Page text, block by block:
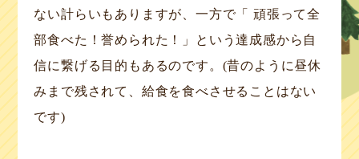
ない計らいもありますが、一方で「 頑張って全
部食べた！誉められた！」という達成感から自
信に繋げる目的もあるのです。(昔のように昼休
みまで残されて、給食を食べさせることはない
です)